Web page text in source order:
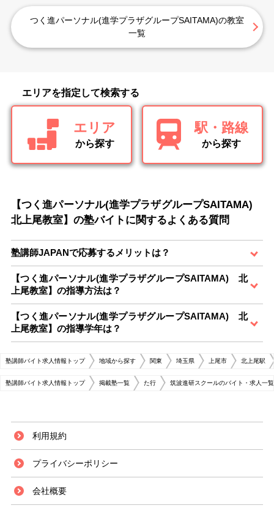
つく進パーソナル(進学プラザグループSAITAMA)の教室
一覧
エリアを指定して検索する
エリア
から探す
駅・路線
から探す
【つく進パーソナル(進学プラザグループSAITAMA)
北上尾教室】の塾バイトに関するよくある質問
塾講師JAPANで応募するメリットは？
【つく進パーソナル(進学プラザグループSAITAMA) 北
上尾教室】の指導方法は？
【つく進パーソナル(進学プラザグループSAITAMA) 北
上尾教室】の指導学年は？
塾講師バイト求人情報トップ 地域から探す 関東 埼玉県 上尾市 北上尾駅
塾講師バイト求人情報トップ 掲載塾一覧 た行 筑波進研スクールのバイト・求人一覧
利用規約
プライバシーポリシー
会社概要